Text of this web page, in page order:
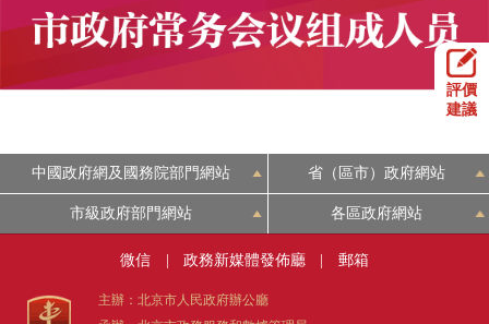
評價
建議
中國政府網及國務院部門網站 省（區市）政府網站
市級政府部門網站 各區政府網站
微信 | 政務新媒體發佈廳 | 郵箱
主辦：北京市人民政府辦公廳